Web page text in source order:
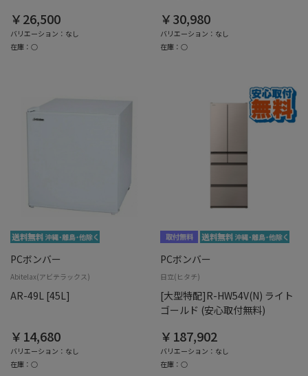
￥26,500
バリエーション：なし
在庫：○
￥30,980
バリエーション：なし
在庫：○
PCボンバー
Abitelax(アビテラックス)
AR-49L [45L]
￥14,680
バリエーション：なし
在庫：○
PCボンバー
日立(ヒタチ)
[大型特配]R-HW54V(N) ライト
ゴールド (安心取付無料)
￥187,902
バリエーション：なし
在庫：○